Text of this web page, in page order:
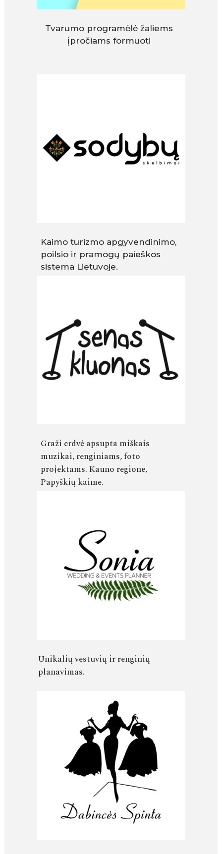
Tvarumo programėlė žaliems
įpročiams formuoti
Kaimo turizmo apgyvendinimo,
poilsio ir pramogų paieškos
sistema Lietuvoje.
Graži erdvė apsupta miškais
muzikai, renginiams, foto
projektams. Kauno regione,
Papyškių kaime.
Unikalių vestuvių ir renginių
planavimas.